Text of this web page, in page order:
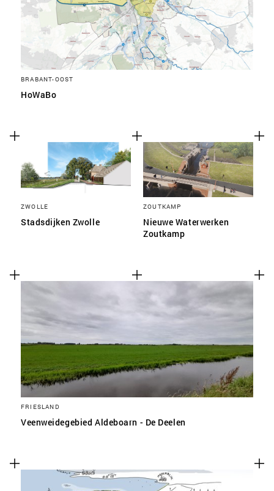
BRABANT-OOST
HoWaBo
ZWOLLE
Stadsdijken Zwolle
ZOUTKAMP
Nieuwe Waterwerken
Zoutkamp
FRIESLAND
Veenweidegebied Aldeboarn - De Deelen